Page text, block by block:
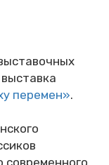
перемен».
современного